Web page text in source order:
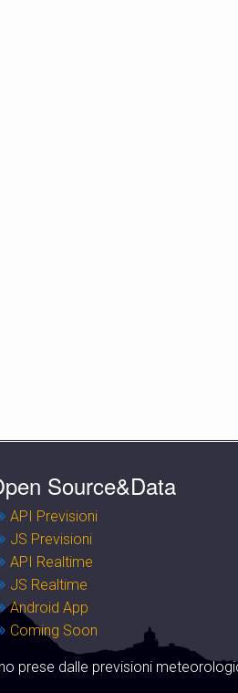
Source&Data
API Previsioni
JS Previsioni
API Realtime
JS Realtime
Android App
Coming Soon
prese dalle previsioni